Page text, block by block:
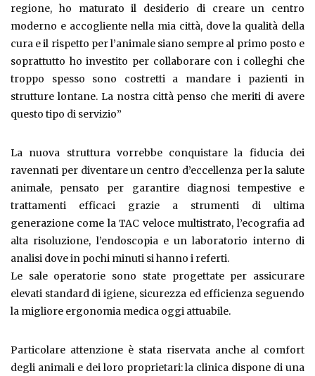
regione, ho maturato il desiderio di creare un centro
moderno e accogliente nella mia città, dove la qualità della
cura e il rispetto per l’animale siano sempre al primo posto e
soprattutto ho investito per collaborare con i colleghi che
troppo spesso sono costretti a mandare i pazienti in
strutture lontane. La nostra città penso che meriti di avere
questo tipo di servizio”
La nuova struttura vorrebbe conquistare la fiducia dei
ravennati per diventare un centro d’eccellenza per la salute
animale, pensato per garantire diagnosi tempestive e
trattamenti efficaci grazie a strumenti di ultima
generazione come la TAC veloce multistrato, l’ecografia ad
alta risoluzione, l’endoscopia e un laboratorio interno di
analisi dove in pochi minuti si hanno i referti.
Le sale operatorie sono state progettate per assicurare
elevati standard di igiene, sicurezza ed efficienza seguendo
la migliore ergonomia medica oggi attuabile.
Particolare attenzione è stata riservata anche al comfort
degli animali e dei loro proprietari: la clinica dispone di una